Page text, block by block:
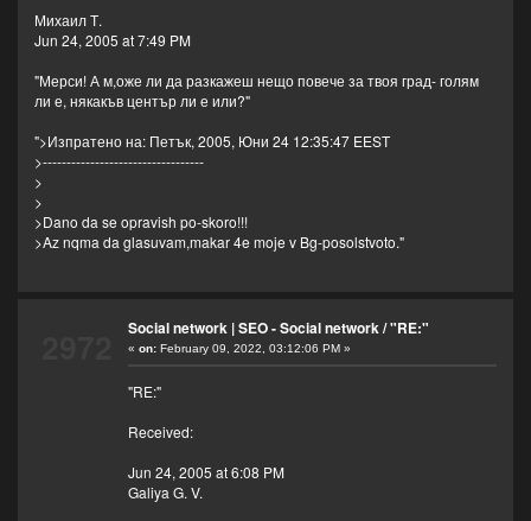
Михаил Т.
Jun 24, 2005 at 7:49 PM
"Мерси! А м,оже ли да разкажеш нещо повече за твоя град- голям
ли е, някакъв център ли е или?"
">Изпратено на: Петък, 2005, Юни 24 12:35:47 EEST
>----------------------------------
>
>
>Dano da se opravish po-skoro!!!
>Az nqma da glasuvam,makar 4e moje v Bg-posolstvoto."
Social network | SEO - Social network/"RE:"
« on:February 09, 2022, 03:12:06 PM »
"RE:"
Received:
Jun 24, 2005 at 6:08 PM
Galiya G. V.